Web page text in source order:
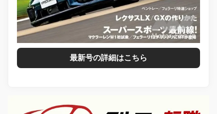
最新号の詳細はこちら